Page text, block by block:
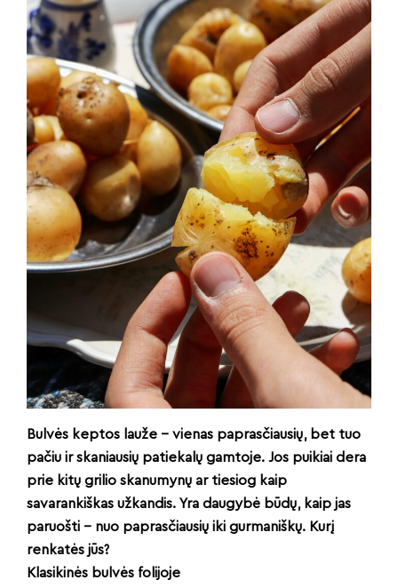
Bulvės keptos lauže – vienas paprasčiausių, bet tuo
pačiu ir skaniausių patiekalų gamtoje. Jos puikiai dera
prie kitų grilio skanumynų ar tiesiog kaip
savarankiškas užkandis. Yra daugybė būdų, kaip jas
paruošti – nuo paprasčiausių iki gurmaniškų. Kurį
renkatės jūs?
Klasikinės bulvės folijoje